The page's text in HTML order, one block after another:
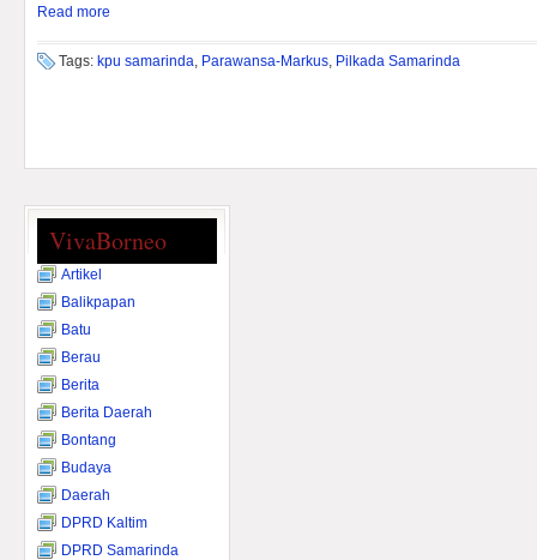
Read more
Tags: kpu samarinda, Parawansa-Markus, Pilkada Samarinda
VivaBorneo
Artikel
Balikpapan
Batu
Berau
Berita
Berita Daerah
Bontang
Budaya
Daerah
DPRD Kaltim
DPRD Samarinda